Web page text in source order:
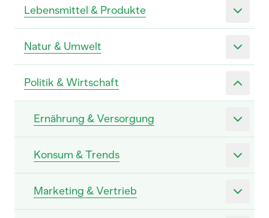
Lebensmittel & Produkte
Natur & Umwelt
Politik & Wirtschaft
Ernährung & Versorgung
Konsum & Trends
Marketing & Vertrieb